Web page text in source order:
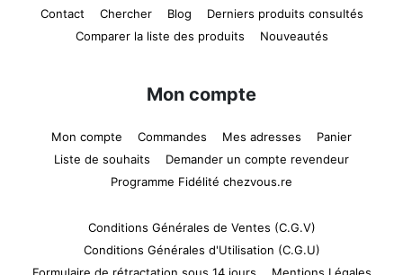
Contact
Chercher Blog
Derniers produits consultés
Comparer la liste des produits
Nouveautés
Mon compte
Mon compte Commandes Mes adresses
Panier
Liste de souhaits
Demander un compte revendeur
Programme Fidélité chezvous.re
Conditions Générales de Ventes (C.G.V)
Conditions Générales d'Utilisation (C.G.U)
Formulaire de rétractation sous 14 jours
Mentions Légales